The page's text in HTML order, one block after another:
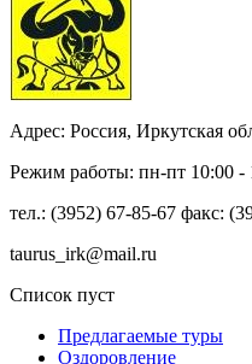
Адрес: Россия, Иркутская
Режим работы: пн-пт 10:00 -
тел.: (3952) 67-85-67 факс:
taurus_irk@mail.ru
Список пуст
Предлагаемые туры
Оздоровление